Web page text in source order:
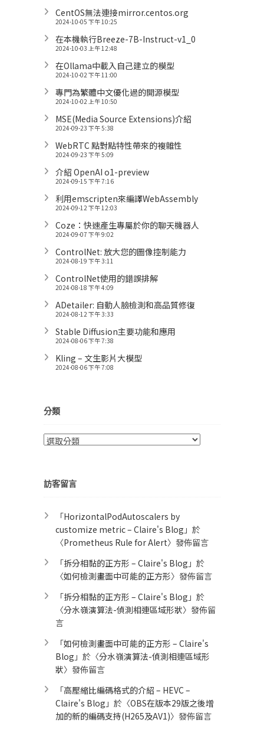
CentOS無法連接mirror.centos.org
2024-10-05 下午 10:25
在本機執行Breeze-7B-Instruct-v1_0
2024-10-03 上午 12:48
在Ollama中載入自己建立的模型
2024-10-02 下午 11:00
專門為繁體中文優化過的開源模型
2024-10-02 上午 10:50
MSE(Media Source Extensions)介紹
2024-09-23 下午 5:38
WebRTC 點對點特性帶來的複雜性
2024-09-23 下午 5:09
介紹 OpenAI o1-preview
2024-09-15 下午 7:16
利用emscripten來編譯WebAssembly
2024-09-12 下午 12:03
Coze：快速產生專屬於你的聊天機器人
2024-09-07 下午 9:02
ControlNet: 放大您的圖像控制能力
2024-08-19 下午 3:11
ControlNet使用的錯誤排解
2024-08-18 下午 4:09
ADetailer: 自動人臉檢測和高品質修復
2024-08-12 下午 3:33
Stable Diffusion主要功能和應用
2024-08-06 下午 7:38
Kling – 文生影片大模型
2024-08-06 下午 7:08
分類
分
訪客留言
「HorizontalPodAutoscalers by
customize metric – Claire's Blog 」於
〈Prometheus Rule for Alert​〉發佈留言
「拆分相黏的正方形 – Claire's Blog 」於
〈如何檢測畫面中可能的正方形〉發佈留言
「拆分相黏的正方形 – Claire's Blog 」於
〈分水嶺演算法-偵測相連區域形狀〉發佈留
言
「如何檢測畫面中可能的正方形 – Claire's
Blog 」於〈分水嶺演算法-偵測相連區域形
狀〉發佈留言
「高壓縮比編碼格式的介紹 – HEVC –
Claire's Blog 」於〈OBS在版本29版之後增
加的新的編碼支持(H265及AV1)〉發佈留言